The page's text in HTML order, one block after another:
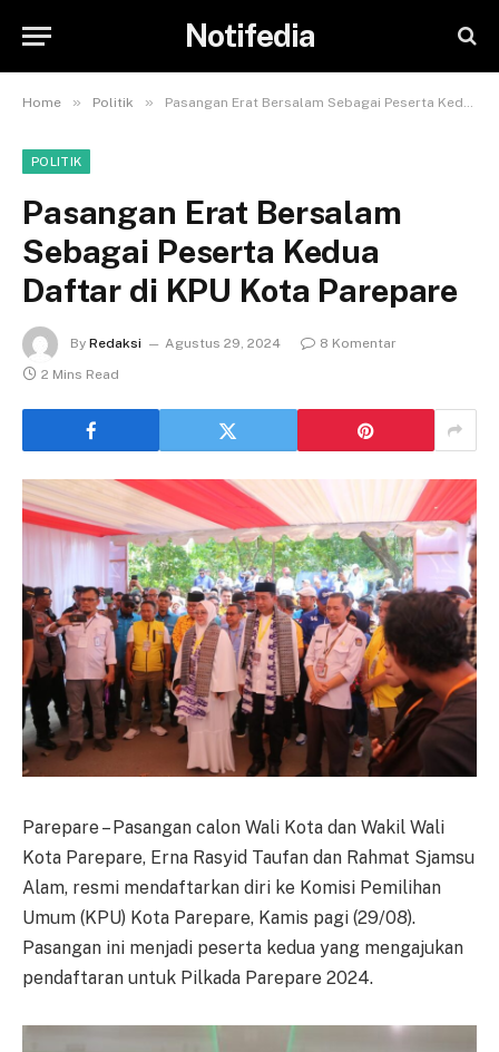
Notifedia
Home » Politik » Pasangan Erat Bersalam Sebagai Peserta Kedua Daftar di KPU Kota Parepare
POLITIK
Pasangan Erat Bersalam
Sebagai Peserta Kedua
Daftar di KPU Kota Parepare
By Redaksi Agustus 29, 2024
8 Komentar
2 Mins Read
Parepare – Pasangan calon Wali Kota dan Wakil Wali
Kota Parepare, Erna Rasyid Taufan dan Rahmat Sjamsu
Alam, resmi mendaftarkan diri ke Komisi Pemilihan
Umum (KPU) Kota Parepare, Kamis pagi (29/08).
Pasangan ini menjadi peserta kedua yang mengajukan
pendaftaran untuk Pilkada Parepare 2024.